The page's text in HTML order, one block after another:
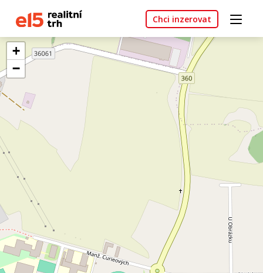
Chci inzerovat
+
−